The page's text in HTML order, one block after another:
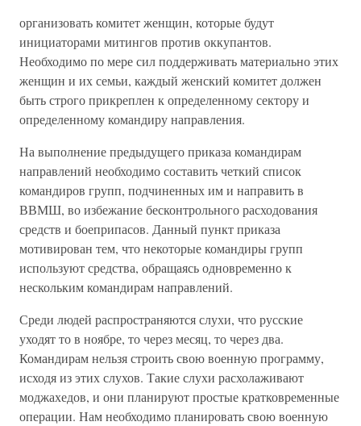
организовать комитет женщин, которые будут
инициаторами митингов против оккупантов.
Необходимо по мере сил поддерживать материально этих
женщин и их семьи, каждый женский комитет должен
быть строго прикреплен к определенному сектору и
определенному командиру направления.
На выполнение предыдущего приказа командирам
направлений необходимо составить четкий список
командиров групп, подчиненных им и направить в
ВВМШ, во избежание бесконтрольного расходования
средств и боеприпасов. Данный пункт приказа
мотивирован тем, что некоторые командиры групп
используют средства, обращаясь одновременно к
нескольким командирам направлений.
Среди людей распространяются слухи, что русские
уходят то в ноябре, то через месяц, то через два.
Командирам нельзя строить свою военную программу,
исходя из этих слухов. Такие слухи расхолаживают
моджахедов, и они планируют простые кратковременные
операции. Нам необходимо планировать свою военную